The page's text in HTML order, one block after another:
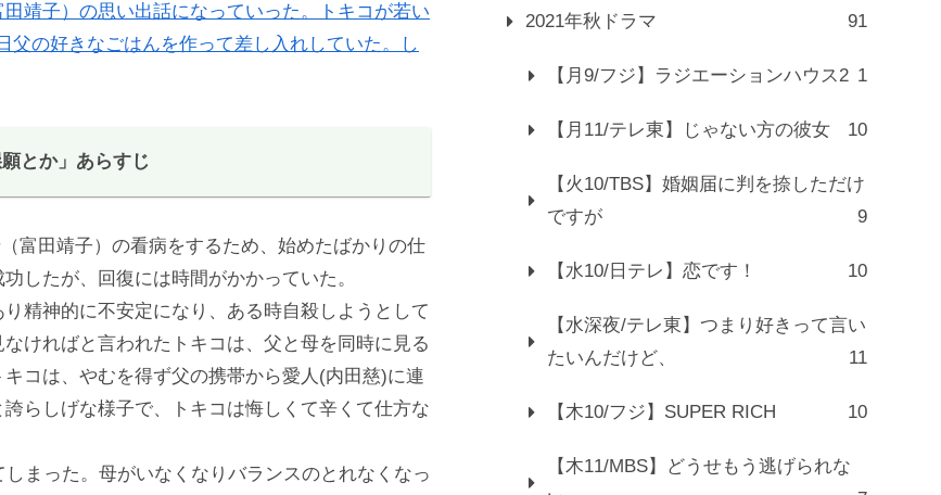
靖子）の思い出話になっていった。トキコが若い
の好きなごはんを作って差し入れしていた。し
とか」あらすじ
富田靖子）の看病をするため、始めたばかりの仕
したが、回復には時間がかかっていた。
精神的に不安定になり、ある時自殺しようとして
ければと言われたトキコは、父と母を同時に見る
コは、やむを得ず父の携帯から愛人(内田慈)に連
らしげな様子で、トキコは悔しくて辛くて仕方な
まった。母がいなくなりバランスのとれなくなっ
2021年秋ドラマ 91
【月9/フジ】ラジエーションハウス2 1
【月11/テレ東】じゃない方の彼女 10
【火10/TBS】婚姻届に判を捺しただけ
ですが
9
【水10/日テレ】恋です！ 10
【水深夜/テレ東】つまり好きって言い
たいんだけど、
11
【木10/フジ】SUPER RICH 10
【木11/MBS】どうせもう逃げられな